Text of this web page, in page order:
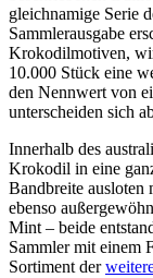
gleichnamige Serie
Sammlerausgabe
Krokodilmotiven,
10.000 Stück eine
den Nennwert von
unterscheiden sich
Innerhalb des
Krokodil in eine
Bandbreite ausloten
ebenso
Mint – beide
Sammler mit einem
Sortiment der